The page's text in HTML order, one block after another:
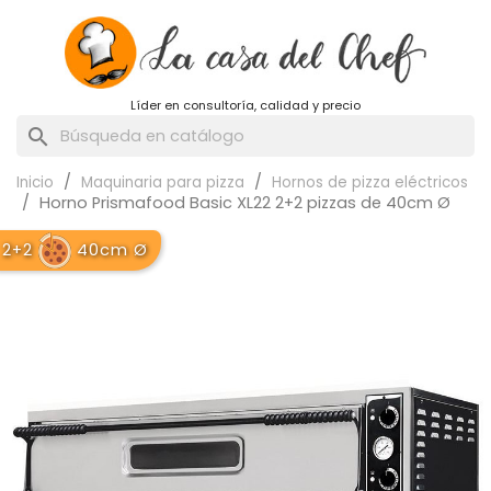
Líder en consultoría, calidad y precio
search
Inicio Maquinaria para pizza Hornos de pizza eléctricos
Horno Prismafood Basic XL22 2+2 pizzas de 40cm Ø
2+2 40cm Ø